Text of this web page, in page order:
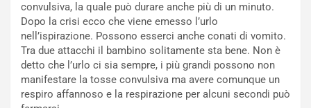
convulsiva, la quale può durare anche più di un minuto.
Dopo la crisi ecco che viene emesso l’urlo
nell’ispirazione. Possono esserci anche conati di vomito.
Tra due attacchi il bambino solitamente sta bene. Non è
detto che l’urlo ci sia sempre, i più grandi possono non
manifestare la tosse convulsiva ma avere comunque un
respiro affannoso e la respirazione per alcuni secondi può